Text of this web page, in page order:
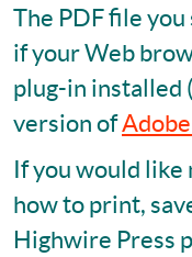
The PDF file
if your Web
plug-in installed
version of
If you would
how to print,
Highwire Press